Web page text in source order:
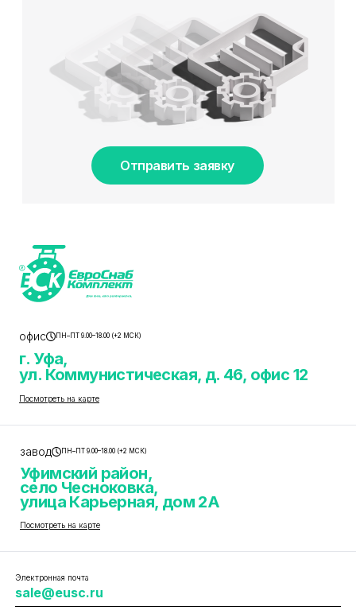
Отправить заявку
офис ПН–ПТ 9.00–18.00 (+2 МСК)
г. Уфа,
ул. Коммунистическая, д. 46, офис 12
Посмотреть на карте
завод ПН–ПТ 9.00–18.00 (+2 МСК)
Уфимский район,
село Чесноковка,
улица Карьерная, дом 2А
Посмотреть на карте
Электронная почта
sale@eusc.ru